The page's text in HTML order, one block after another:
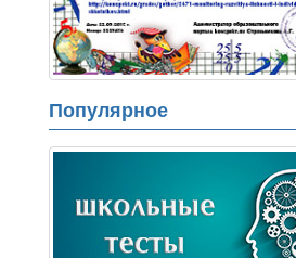
Популярное